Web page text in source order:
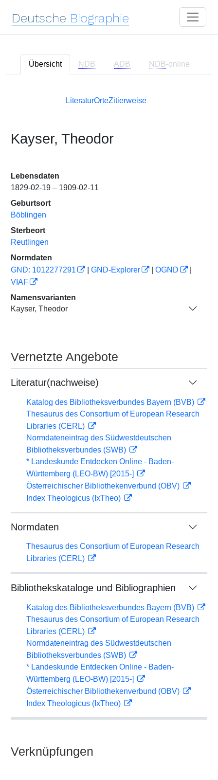
Deutsche Biographie
Übersicht NDB ADB NDB-online
LiteraturOrteZitierweise
Kayser, Theodor
Lebensdaten
1829-02-19 – 1909-02-11
Geburtsort
Böblingen
Sterbeort
Reutlingen
Normdaten
GND: 1012277291
GND-Explorer OGND
VIAF
Namensvarianten
Kayser, Theodor
Vernetzte Angebote
Literatur(nachweise)
Katalog des Bibliotheksverbundes Bayern (BVB)
Thesaurus des Consortium of European Research
Libraries (CERL)
Normdateneintrag des Südwestdeutschen
Bibliotheksverbundes (SWB)
* Landeskunde Entdecken Online - Baden-
Württemberg (LEO-BW) [2015-]
Österreichischer Bibliothekenverbund (OBV)
Index Theologicus (IxTheo)
Normdaten
Thesaurus des Consortium of European Research
Libraries (CERL)
Bibliothekskataloge und Bibliographien
Katalog des Bibliotheksverbundes Bayern (BVB)
Thesaurus des Consortium of European Research
Libraries (CERL)
Normdateneintrag des Südwestdeutschen
Bibliotheksverbundes (SWB)
* Landeskunde Entdecken Online - Baden-
Württemberg (LEO-BW) [2015-]
Österreichischer Bibliothekenverbund (OBV)
Index Theologicus (IxTheo)
Verknüpfungen